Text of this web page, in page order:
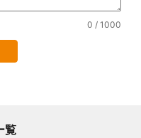
0 / 1000
覧